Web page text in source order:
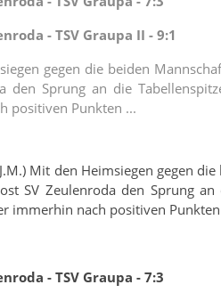
- TSV Graupa II - 9:1
gegen die beiden
den Sprung an die
positiven Punkten ...
Mit den Heimsiegen gegen
SV Zeulenroda den Sprung
immerhin nach positiven
- TSV Graupa - 7:3